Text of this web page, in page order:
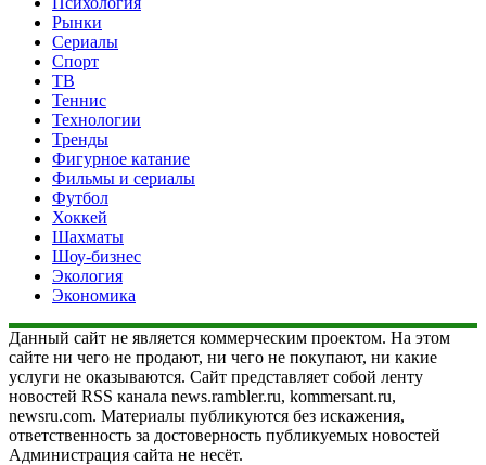
Рынки
Сериалы
Спорт
ТВ
Теннис
Технологии
Тренды
Фигурное катание
Фильмы и сериалы
Футбол
Хоккей
Шахматы
Шоу-бизнес
Экология
Экономика
Данный сайт не является коммерческим проектом. На этом
сайте ни чего не продают, ни чего не покупают, ни какие
услуги не оказываются. Сайт представляет собой ленту
новостей RSS канала news.rambler.ru, kommersant.ru,
newsru.com. Материалы публикуются без искажения,
ответственность за достоверность публикуемых новостей
Администрация сайта не несёт.